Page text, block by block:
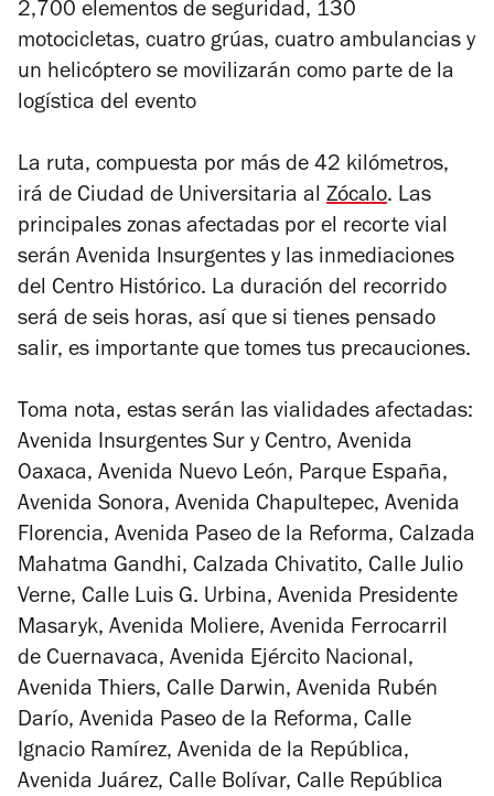
2,700 elementos de seguridad, 130
motocicletas, cuatro grúas, cuatro ambulancias y
un helicóptero se movilizarán como parte de la
logística del evento
La ruta, compuesta por más de 42 kilómetros,
irá de Ciudad de Universitaria al Zócalo. Las
principales zonas afectadas por el recorte vial
serán Avenida Insurgentes y las inmediaciones
del Centro Histórico. La duración del recorrido
será de seis horas, así que si tienes pensado
salir, es importante que tomes tus precauciones.
Toma nota, estas serán las vialidades afectadas:
Avenida Insurgentes Sur y Centro, Avenida
Oaxaca, Avenida Nuevo León, Parque España,
Avenida Sonora, Avenida Chapultepec, Avenida
Florencia, Avenida Paseo de la Reforma, Calzada
Mahatma Gandhi, Calzada Chivatito, Calle Julio
Verne, Calle Luis G. Urbina, Avenida Presidente
Masaryk, Avenida Moliere, Avenida Ferrocarril
de Cuernavaca, Avenida Ejército Nacional,
Avenida Thiers, Calle Darwin, Avenida Rubén
Darío, Avenida Paseo de la Reforma, Calle
Ignacio Ramírez, Avenida de la República,
Avenida Juárez, Calle Bolívar, Calle República